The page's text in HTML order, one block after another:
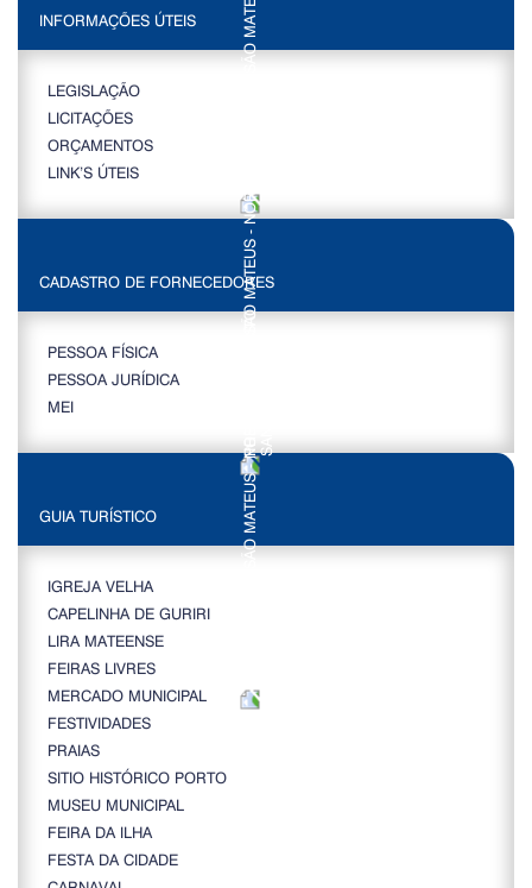
INFORMAÇÕES ÚTEIS
LEGISLAÇÃO
LICITAÇÕES
ORÇAMENTOS
LINK’S ÚTEIS
CADASTRO DE FORNECEDORES
PESSOA FÍSICA
PESSOA JURÍDICA
MEI
GUIA TURÍSTICO
IGREJA VELHA
CAPELINHA DE GURIRI
LIRA MATEENSE
FEIRAS LIVRES
MERCADO MUNICIPAL
FESTIVIDADES
PRAIAS
SITIO HISTÓRICO PORTO
MUSEU MUNICIPAL
FEIRA DA ILHA
FESTA DA CIDADE